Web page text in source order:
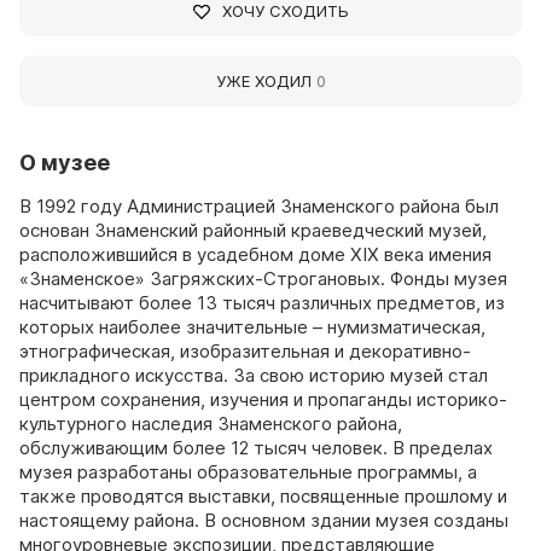
О музее
В 1992 году Администрацией Знаменского района был
основан Знаменский районный краеведческий музей,
расположившийся в усадебном доме XIX века имения
«Знаменское» Загряжских-Строгановых. Фонды музея
насчитывают более 13 тысяч различных предметов, из
которых наиболее значительные – нумизматическая,
этнографическая, изобразительная и декоративно-
прикладного искусства. За свою историю музей стал
центром сохранения, изучения и пропаганды историко-
культурного наследия Знаменского района,
обслуживающим более 12 тысяч человек. В пределах
музея разработаны образовательные программы, а
также проводятся выставки, посвященные прошлому и
настоящему района. В основном здании музея созданы
многоуровневые экспозиции, представляющие
ХОЧУ СХОДИТЬ
УЖЕ ХОДИЛ 0